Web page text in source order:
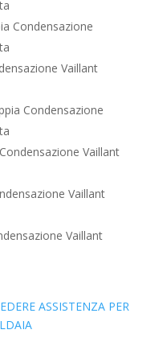
Condensazione
Vaillant
Condensazione
Vaillant
Vaillant
Vaillant
ASSISTENZA PER